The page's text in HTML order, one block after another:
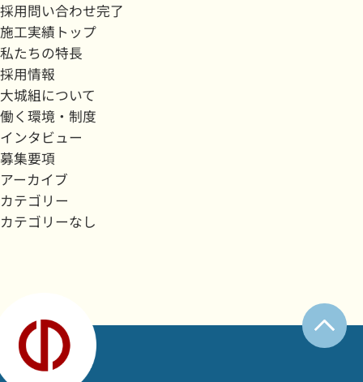
採用問い合わせ完了
施工実績トップ
私たちの特長
採用情報
大城組について
働く環境・制度
インタビュー
募集要項
アーカイブ
カテゴリー
カテゴリーなし